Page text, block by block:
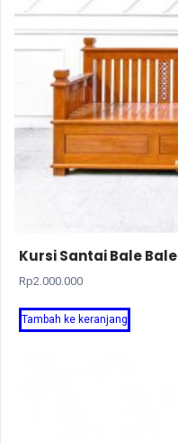
Kursi Santai Bale Bale
Rp2.000.000
Tambah ke keranjang